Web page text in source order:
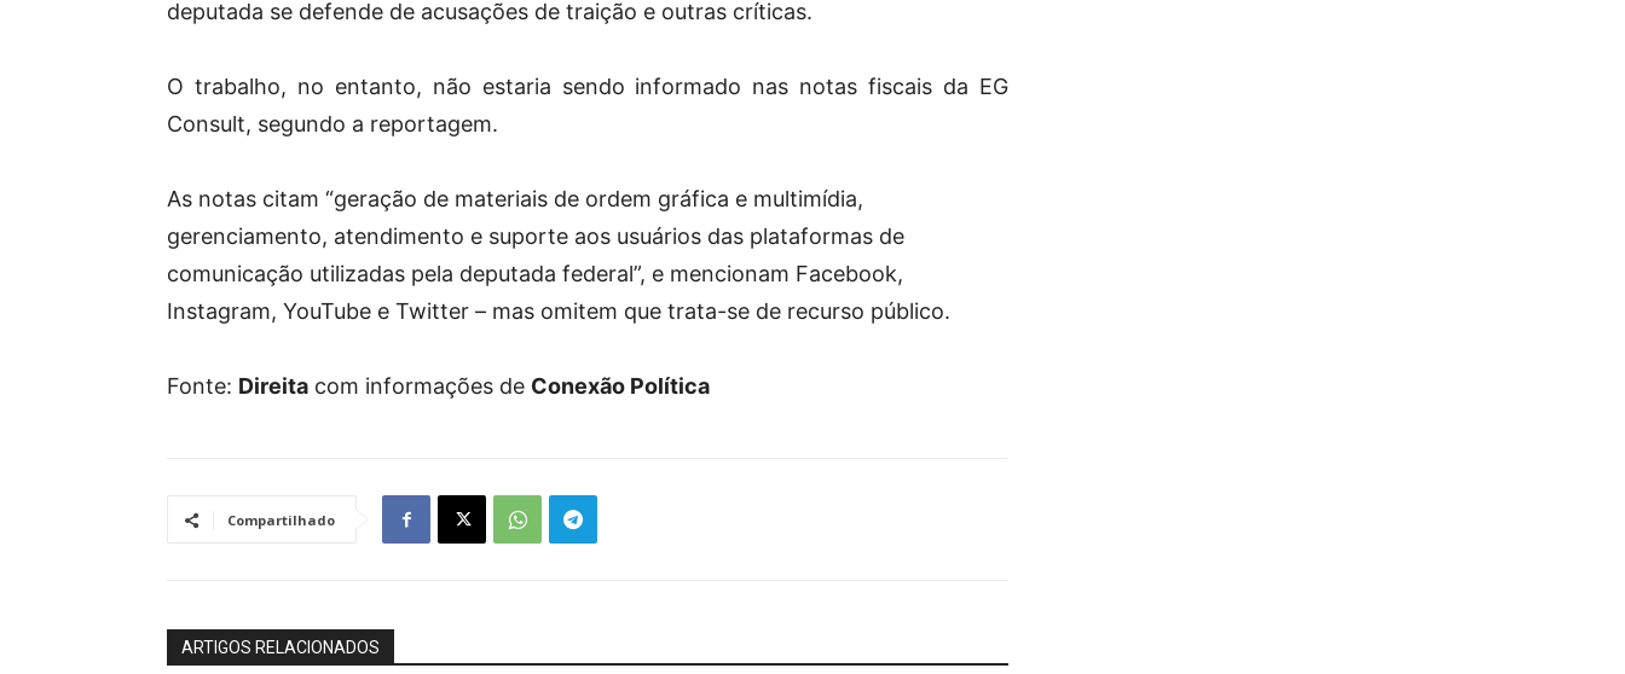
deputada se defende de acusações de traição e outras críticas.
O trabalho, no entanto, não estaria sendo informado nas notas fiscais da EG
Consult, segundo a reportagem.
As notas citam “geração de materiais de ordem gráfica e multimídia,
gerenciamento, atendimento e suporte aos usuários das plataformas de
comunicação utilizadas pela deputada federal”, e mencionam Facebook,
Instagram, YouTube e Twitter – mas omitem que trata-se de recurso público.
Fonte: Direita com informações de Conexão Política
Compartilhado
ARTIGOS RELACIONADOS